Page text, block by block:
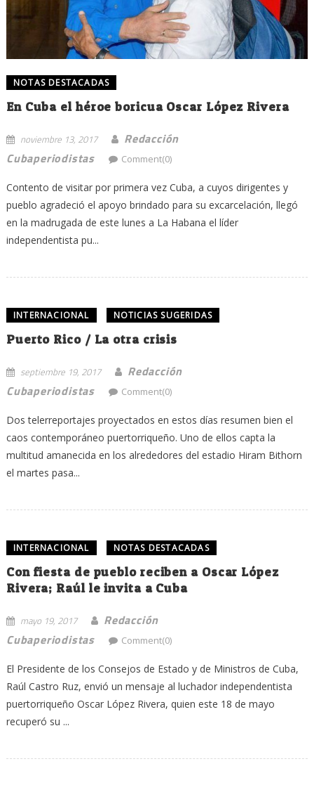
NOTAS DESTACADAS
En Cuba el héroe boricua Oscar López Rivera
noviembre 13, 2017
Redacción
Cubaperiodistas
Comment(0)
Contento de visitar por primera vez Cuba, a cuyos dirigentes y
pueblo agradeció el apoyo brindado para su excarcelación, llegó
en la madrugada de este lunes a La Habana el líder
independentista pu...
INTERNACIONAL NOTICIAS SUGERIDAS
Puerto Rico / La otra crisis
septiembre 19, 2017
Redacción
Cubaperiodistas
Comment(0)
Dos telerreportajes proyectados en estos días resumen bien el
caos contemporáneo puertorriqueño. Uno de ellos capta la
multitud amanecida en los alrededores del estadio Hiram Bithorn
el martes pasa...
INTERNACIONAL NOTAS DESTACADAS
Con fiesta de pueblo reciben a Oscar López
Rivera; Raúl le invita a Cuba
mayo 19, 2017
Redacción
Cubaperiodistas
Comment(0)
El Presidente de los Consejos de Estado y de Ministros de Cuba,
Raúl Castro Ruz, envió un mensaje al luchador independentista
puertorriqueño Oscar López Rivera, quien este 18 de mayo
recuperó su ...